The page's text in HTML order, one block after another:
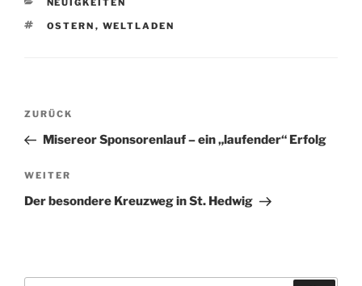
NEUIGKEITEN
SCHLAGWÖRTER
OSTERN , WELTLADEN
Beitragsnavigation
Vorheriger
Beitrag
ZURÜCK
Misereor Sponsorenlauf – ein „laufender“ Erfolg
Nächster
Beitrag
WEITER
Der besondere Kreuzweg in St. Hedwig